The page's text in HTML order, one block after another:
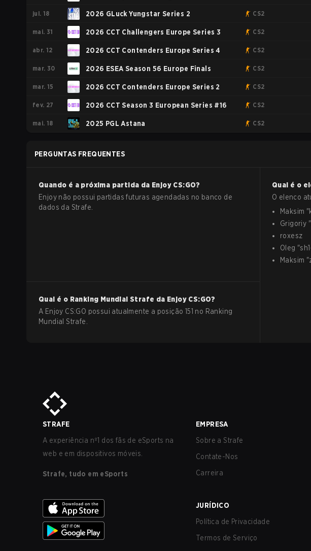
jul. 18 2026 GLuck Yungstar Series 2 CS2
mai. 31 2026 CCT Challengers Europe Series 3 CS2
abr. 12 2026 CCT Contenders Europe Series 4 CS2
mar. 30 2026 ESEA Season 56 Europe Finals CS2
mar. 15 2026 CCT Contenders Europe Series 2 CS2
fev. 27 2026 CCT Season 3 European Series #16 CS2
mai. 18 2025 PGL Astana CS2
PERGUNTAS FREQUENTES
Quando é a próxima partida da Enjoy CS:GO?
Enjoy não possui partidas futuras agendadas no banco de
dados da Strafe.
Qual é o
O elenco
Maksim "
Grigoriy "
roxesz
Oleg "
Maksim "
Qual é o Ranking Mundial Strafe da Enjoy CS:GO?
A Enjoy CS:GO possui atualmente a posição 151 no Ranking
Mundial Strafe.
STRAFE
A experiência nº1 dos fãs de eSports na
web e em dispositivos móveis.
Strafe, tudo em eSports
EMPRESA
Sobre a Strafe
Contate-Nos
Carreira
JURÍDICO
Política de Privacidade
Termos de Serviço